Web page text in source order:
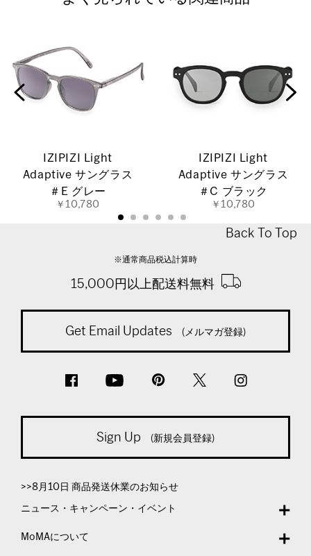
IZIPIZI Light
Adaptive サングラス
＃E グレー
￥10,780
IZIPIZI Light
Adaptive サングラス
＃C ブラック
￥10,780
Back To Top
※通常商品税込計算時
15,000円以上配送料無料
Get Email Updates (メルマガ登録)
Sign Up (新規会員登録)
>>8月10日 商品発送休業のお知らせ
ニュース・キャンペーン・イベント
MoMAについて